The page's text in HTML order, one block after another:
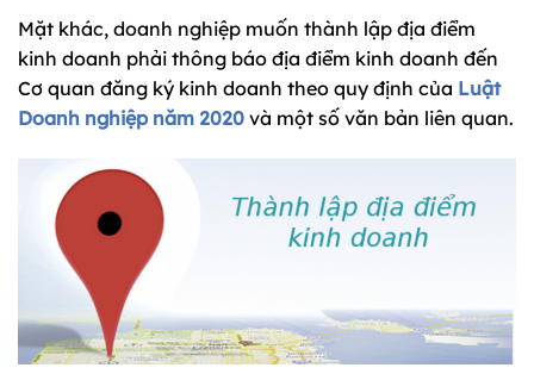
Mặt khác, doanh nghiệp muốn thành lập địa điểm
kinh doanh phải thông báo địa điểm kinh doanh đến
Cơ quan đăng ký kinh doanh theo quy định của Luật
Doanh nghiệp năm 2020 và một số văn bản liên quan.